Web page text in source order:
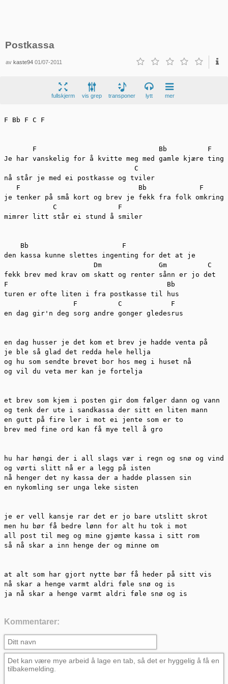
Postkassa
avkaste94 01/07-2011
fullskjerm vis grep transponer lytt mer
F Bb F C F
       F                              Bb          F
Je har vanskelig for å kvitte meg med gamle kjære ting
                                C
nå står je med ei postkasse og tviler
   F                             Bb             F
je tenker på små kort og brev je fekk fra folk omkring
            C               F
mimrer litt står ei stund å smiler
    Bb                       F
den kassa kunne slettes ingenting for det at je
                      Dm              Gm          C
fekk brev med krav om skatt og renter sånn er jo det
F                                       Bb
turen er ofte liten i fra postkasse til hus
                 F          C            F
en dag gir'n deg sorg andre gonger gledesrus
en dag husser je det kom et brev je hadde venta på
je ble så glad det redda hele hellja
og hu som sendte brevet bor hos meg i huset nå
og vil du veta mer kan je fortelja
et brev som kjem i posten gir dom følger dann og vann
og tenk der ute i sandkassa der sitt en liten mann
en gutt på fire ler i mot ei jente som er to
brev med fine ord kan få mye tell å gro
hu har høngi der i all slags vær i regn og snø og vind
og vørti slitt nå er a legg på isten
nå henger det ny kassa der a hadde plassen sin
en nykomling ser unga leke sisten
je er vell kansje rar det er jo bare utslitt skrot
men hu bør få bedre lønn for alt hu tok i mot
all post til meg og mine gjømte kassa i sitt rom
så nå skar a inn henge der og minne om
at alt som har gjort nytte bør få heder på sitt vis
nå skar a henge varmt aldri føle snø og is
ja nå skar a henge varmt aldri føle snø og is
Kommentarer: